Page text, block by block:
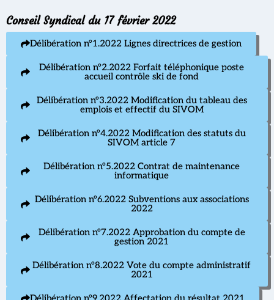
Conseil Syndical du 17 février 2022
Délibération n°1.2022 Lignes directrices de gestion
Délibération n°2.2022 Forfait téléphonique poste
accueil contrôle ski de fond
Délibération n°3.2022 Modification du tableau des
emplois et effectif du SIVOM
Délibération n°4.2022 Modification des statuts du
SIVOM article 7
Délibération n°5.2022 Contrat de maintenance
informatique
Délibération n°6.2022 Subventions aux associations
2022
Délibération n°7.2022 Approbation du compte de
gestion 2021
Délibération n°8.2022 Vote du compte administratif
2021